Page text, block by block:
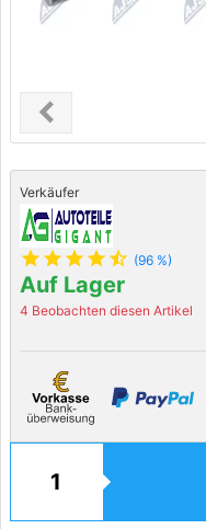
chevron_leftPrevious
Verkäufer
star star star star star_half (96 %)
Auf Lager
4 Beobachten diesen Artikel